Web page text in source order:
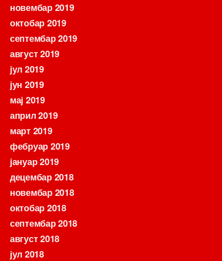
новембар 2019
октобар 2019
септембар 2019
август 2019
јул 2019
јун 2019
мај 2019
април 2019
март 2019
фебруар 2019
јануар 2019
децембар 2018
новембар 2018
октобар 2018
септембар 2018
август 2018
јул 2018